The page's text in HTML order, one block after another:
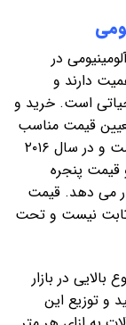
در
دارند و
است. خرید و
قیمت مناسب
برای آن ها در صنعت ساختمانی بسیار مهم است و در سال ۲۰۱۶
قیمت پنجره
می دهد. قیمت
ثابت نیست و تحت
بالایی در بازار
و توزیع این